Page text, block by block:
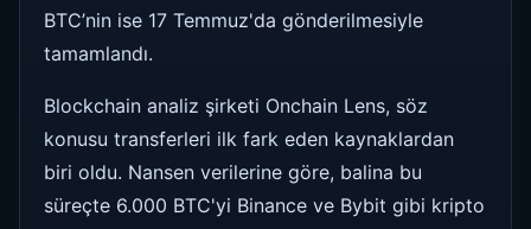
BTC’nin ise 17 Temmuz'da gönderilmesiyle
tamamlandı.
Blockchain analiz şirketi Onchain Lens, söz
konusu transferleri ilk fark eden kaynaklardan
biri oldu. Nansen verilerine göre, balina bu
süreçte 6.000 BTC'yi Binance ve Bybit gibi kripto